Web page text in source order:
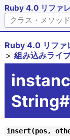
Ruby 4.0 リファ
Ruby 4.0 リファ
組み込みライ
insert(pos,